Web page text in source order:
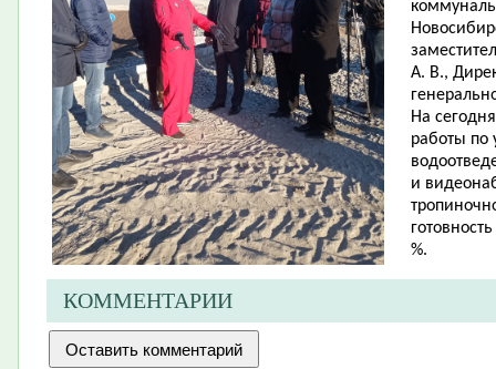
А. В.,
На
работы по
и
%.
КОММЕНТАРИИ